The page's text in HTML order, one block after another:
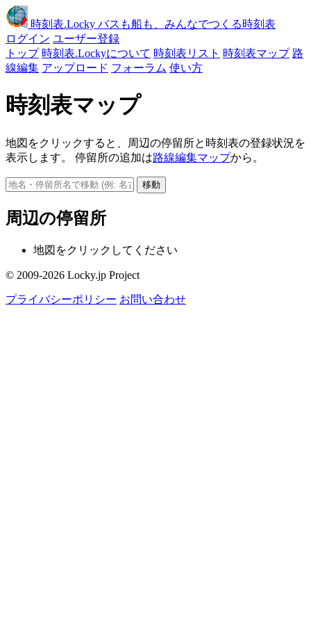
時刻表.Locky バスも船も、みんなでつくる時刻表
ログイン ユーザー登録
トップ 時刻表.Lockyについて 時刻表リスト 時刻表マップ 路
線編集 アップロード フォーラム 使い方
時刻表マップ
地図をクリックすると、周辺の停留所と時刻表の登録状況を
表示します。 停留所の追加は路線編集マップから。
移動
周辺の停留所
地図をクリックしてください
© 2009-2026 Locky.jp Project
プライバシーポリシー お問い合わせ